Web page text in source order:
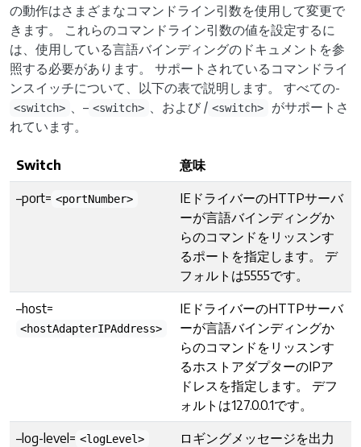
の動作はさまざまなコマンドライン引数を使用して変更で
きます。 これらのコマンドライン引数の値を設定するに
は、使用している言語バインディングのドキュメントを参
照する必要があります。 サポートされているコマンドライ
ンスイッチについて、以下の表で説明します。 すべての-
<switch> 、– <switch> 、および / <switch>
がサポートさ
れています。
Switch 意味
–port= <portNumber>
IEドライバーのHTTPサーバ
ーが言語バインディングか
らのコマンドをリッスンす
るポートを指定します。 デ
フォルトは5555です。
–host=
<hostAdapterIPAddress>
IEドライバーのHTTPサーバ
ーが言語バインディングか
らのコマンドをリッスンす
るホストアダプターのIPア
ドレスを指定します。 デフ
ォルトは127.0.0.1です。
–log-level= <logLevel>
ロギングメッセージを出力